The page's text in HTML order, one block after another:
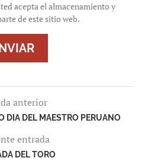
acepta el almacenamiento y
de este sitio web.
anterior
DIA DEL MAESTRO PERUANO
entrada
DEL TORO